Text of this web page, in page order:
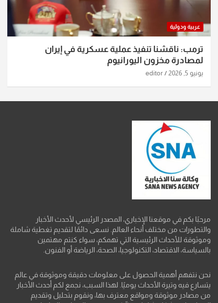
عربية ودولية
ترمب: ناقشنا تنفيذ عملية عسكرية في إيران
لمصادرة مخزون اليورانيوم
يونيو 5, 2026 editor
مرحبًا بكم في موقعنا الإخباري، المصدر الرئيسي لأحدث الأخبار
والتطورات من مختلف أنحاء العالم. نسعى دائمًا لتقديم تغطية شاملة
وموثوقة للأحداث الرئيسية التي تهمكم، سواء كنتم مهتمين
بالسياسة، الاقتصاد، التكنولوجيا، الصحة، الرياضة أو الفنون.
نحن نتفهم أهمية الحصول على معلومات دقيقة وموثوقة في عالم
يتسارع فيه وتيرة الأحداث يوميًا. لهذا السبب، نجمع لكم أحدث الأخبار
من مصادر موثوقة ومواقع معترف بها، ونقوم بتحليل وتقديم